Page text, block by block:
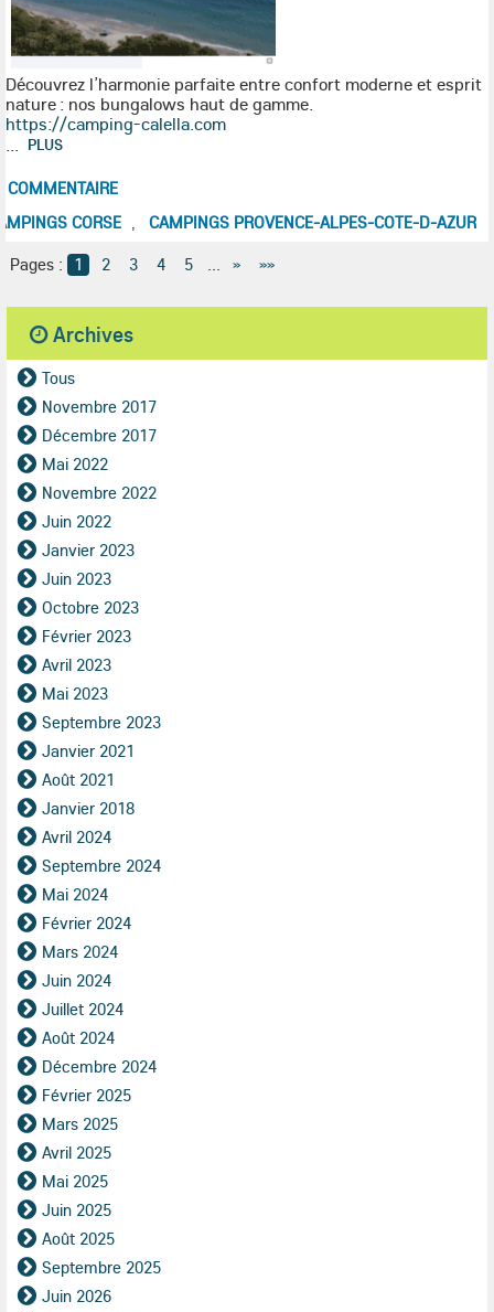
Découvrez l’harmonie parfaite entre confort moderne et esprit
nature : nos bungalows haut de gamme.
https://camping-calella.com
... PLUS
COMMENTAIRE
CORSE
CAMPINGS PROVENCE-ALPES-COTE-D-AZUR
Pages : 1 2 3 4 5 ... » »»
Archives
Tous
Novembre 2017
Décembre 2017
Mai 2022
Novembre 2022
Juin 2022
Janvier 2023
Juin 2023
Octobre 2023
Février 2023
Avril 2023
Mai 2023
Septembre 2023
Janvier 2021
Août 2021
Janvier 2018
Avril 2024
Septembre 2024
Mai 2024
Février 2024
Mars 2024
Juin 2024
Juillet 2024
Août 2024
Décembre 2024
Février 2025
Mars 2025
Avril 2025
Mai 2025
Juin 2025
Août 2025
Septembre 2025
Juin 2026